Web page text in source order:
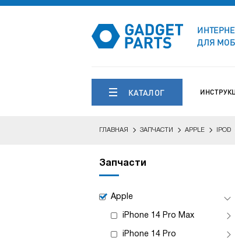
ДЛЯ
КАТАЛОГ
ГЛАВНАЯ ЗАПЧАСТИ APPLE IPOD
Запчасти
Apple
iPhone 14 Pro Max
iPhone 14 Pro